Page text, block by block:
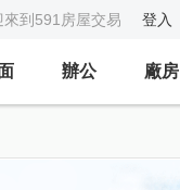
到591房屋交易 登入
辦公 廠房